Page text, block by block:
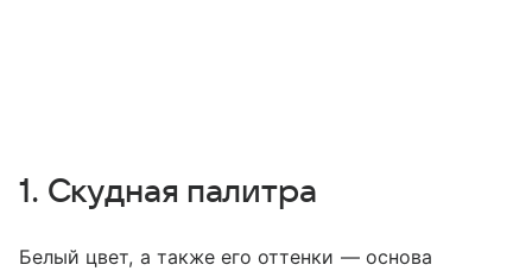
1. Скудная палитра
Белый цвет, а также его оттенки — основа